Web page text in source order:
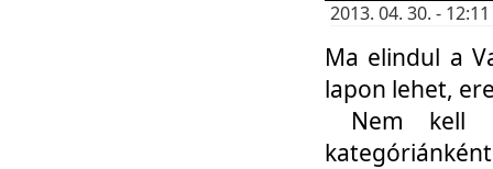
2013. 04. 30. -
Ma elindul a
lapon lehet,
Nem kell